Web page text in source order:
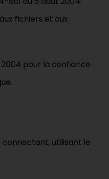
fichiers et aux
2004 pour la confiance
connectant, utilisant le